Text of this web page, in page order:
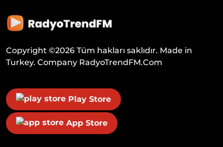
Copyright ©2026 Tüm hakları saklıdır. Made in
Turkey. Company RadyoTrendFM.Com
Play Store
App Store